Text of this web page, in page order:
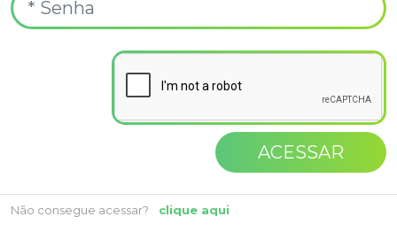
ACESSAR
Não consegue acessar? clique aqui